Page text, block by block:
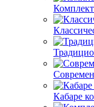
Кабаре